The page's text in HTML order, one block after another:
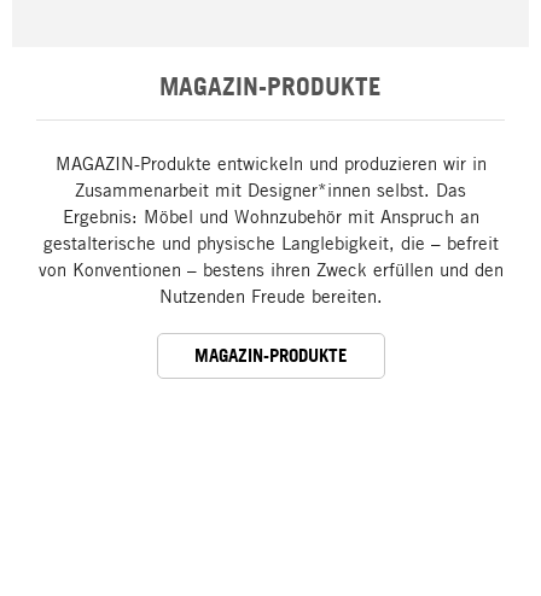
MAGAZIN-PRODUKTE
MAGAZIN-Produkte entwickeln und produzieren wir in
Zusammenarbeit mit Designer*innen selbst. Das
Ergebnis: Möbel und Wohnzubehör mit Anspruch an
gestalterische und physische Langlebigkeit, die – befreit
von Konventionen – bestens ihren Zweck erfüllen und den
Nutzenden Freude bereiten.
MAGAZIN-PRODUKTE